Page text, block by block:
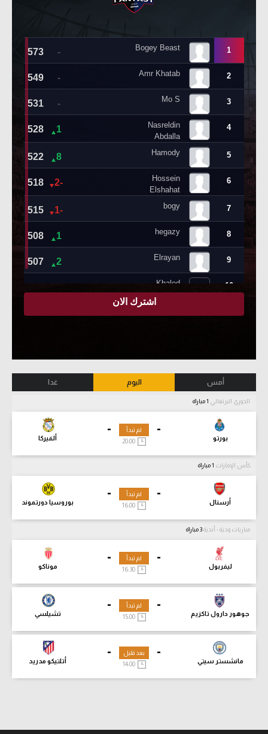
أمس اليوم غدا
الدوري البرتغالي
-
بورتو
-
ألفيركا
لم تبدأ
كأس الإمارات
-
أرسنال
-
بوروسيا دورتموند
لم تبدأ
مباريات ودية - أندية
-
ليفربول
-
موناكو
لم تبدأ
-
جوهور دارول تاكزيم
-
تشيلسي
لم تبدأ
15:00
-
مانشستر سيتي
-
أتلتيكو مدريد
بعد قليل
14:00